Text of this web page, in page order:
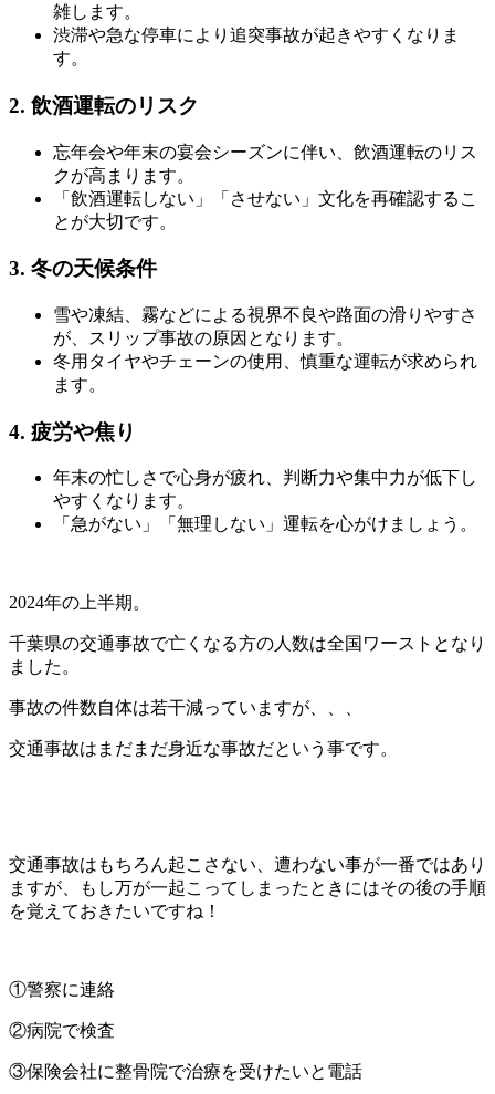
雑します。
渋滞や急な停車により追突事故が起きやすくなりま
す。
2. 飲酒運転のリスク
忘年会や年末の宴会シーズンに伴い、飲酒運転のリス
クが高まります。
「飲酒運転しない」「させない」文化を再確認するこ
とが大切です。
3. 冬の天候条件
雪や凍結、霧などによる視界不良や路面の滑りやすさ
が、スリップ事故の原因となります。
冬用タイヤやチェーンの使用、慎重な運転が求められ
ます。
4. 疲労や焦り
年末の忙しさで心身が疲れ、判断力や集中力が低下し
やすくなります。
「急がない」「無理しない」運転を心がけましょう。
2024年の上半期。
千葉県の交通事故で亡くなる方の人数は全国ワーストとなり
ました。
事故の件数自体は若干減っていますが、、、
交通事故はまだまだ身近な事故だという事です。
交通事故はもちろん起こさない、遭わない事が一番ではあり
ますが、もし万が一起こってしまったときにはその後の手順
を覚えておきたいですね！
①警察に連絡
②病院で検査
③保険会社に整骨院で治療を受けたいと電話